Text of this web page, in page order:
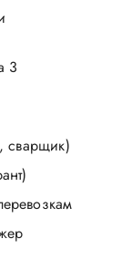
3
сварщик)